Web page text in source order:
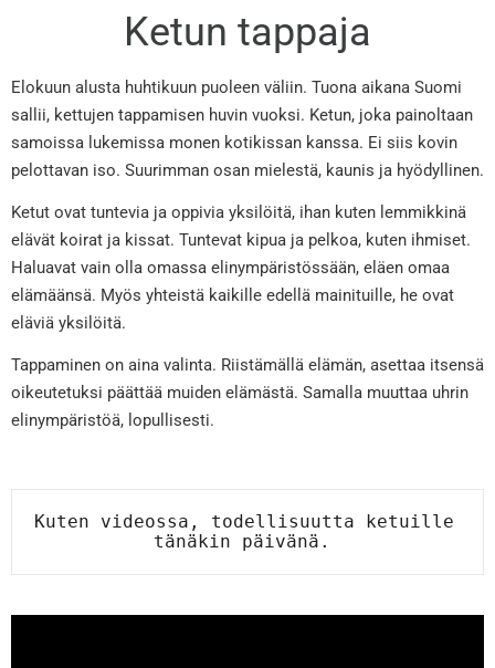
Ketun tappaja
Elokuun alusta huhtikuun puoleen väliin. Tuona aikana Suomi
sallii, kettujen tappamisen huvin vuoksi. Ketun, joka painoltaan
samoissa lukemissa monen kotikissan kanssa. Ei siis kovin
pelottavan iso. Suurimman osan mielestä, kaunis ja hyödyllinen.
Ketut ovat tuntevia ja oppivia yksilöitä, ihan kuten lemmikkinä
elävät koirat ja kissat. Tuntevat kipua ja pelkoa, kuten ihmiset.
Haluavat vain olla omassa elinympäristössään, eläen omaa
elämäänsä. Myös yhteistä kaikille edellä mainituille, he ovat
eläviä yksilöitä.
Tappaminen on aina valinta. Riistämällä elämän, asettaa itsensä
oikeutetuksi päättää muiden elämästä. Samalla muuttaa uhrin
elinympäristöä, lopullisesti.
Kuten videossa, todellisuutta ketuille
tänäkin päivänä.